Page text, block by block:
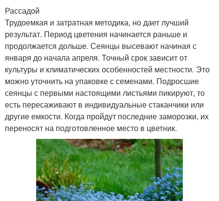
Рассадой
Трудоемкая и затратная методика, но дает лучший
результат. Период цветения начинается раньше и
продолжается дольше. Сеянцы высевают начиная с
января до начала апреля. Точный срок зависит от
культуры и климатических особенностей местности. Это
можно уточнить на упаковке с семенами. Подросшие
сеянцы с первыми настоящими листьями пикируют, то
есть пересаживают в индивидуальные стаканчики или
другие емкости. Когда пройдут последние заморозки, их
переносят на подготовленное место в цветник.